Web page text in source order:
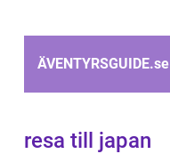
ÄVENTYRSGUIDE.se
resa till japan